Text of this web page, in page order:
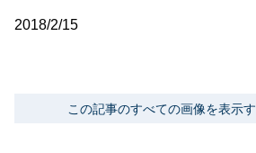
2018/2/15
この記事のすべての画像を表示す